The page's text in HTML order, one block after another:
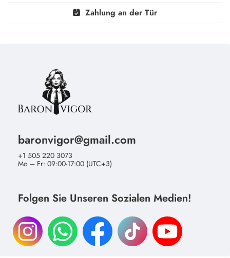
Zahlung an der Tür
baronvigor@gmail.com
+1 505 220 3073
Mo – Fr: 09:00-17:00 (UTC+3)
Folgen Sie Unseren Sozialen Medien!